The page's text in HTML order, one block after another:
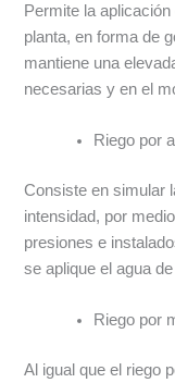
Permite la
planta, en forma de
mantiene una
necesarias y en el
Riego por
Consiste en simular
intensidad, por
presiones e
se aplique el agua
Riego por
Al igual que el riego